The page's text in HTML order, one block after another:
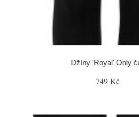
Džíny 'Royal' Only
749 Kč